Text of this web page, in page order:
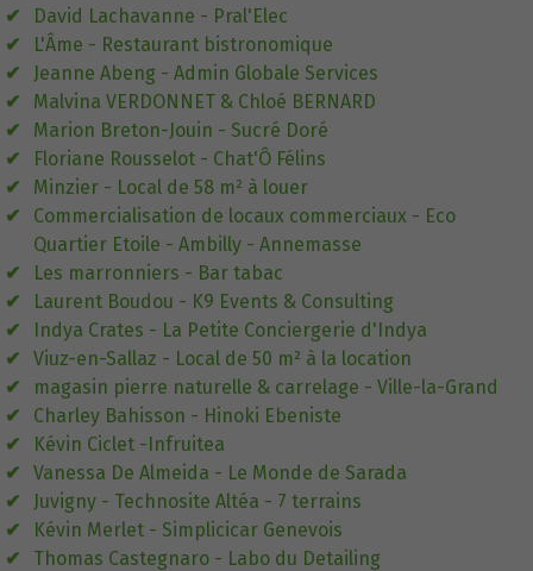
David Lachavanne - Pral'Elec
L'Âme - Restaurant bistronomique
Jeanne Abeng - Admin Globale Services
Malvina VERDONNET & Chloé BERNARD
Marion Breton-Jouin - Sucré Doré
Floriane Rousselot - Chat'Ô Félins
Minzier - Local de 58 m² à louer
Commercialisation de locaux commerciaux - Eco
Quartier Etoile - Ambilly - Annemasse
Les marronniers - Bar tabac
Laurent Boudou - K9 Events & Consulting
Indya Crates - La Petite Conciergerie d'Indya
Viuz-en-Sallaz - Local de 50 m² à la location
magasin pierre naturelle & carrelage - Ville-la-Grand
Charley Bahisson - Hinoki Ebeniste
Kévin Ciclet -Infruitea
Vanessa De Almeida - Le Monde de Sarada
Juvigny - Technosite Altéa - 7 terrains
Kévin Merlet - Simplicicar Genevois
Thomas Castegnaro - Labo du Detailing